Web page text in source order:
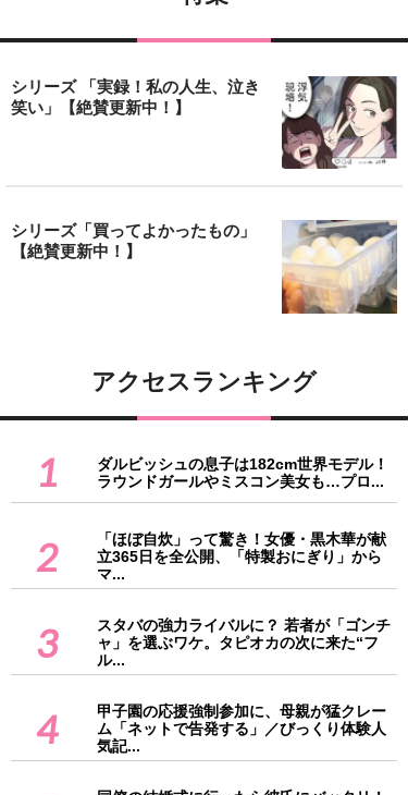
シリーズ 「実録！私の人生、泣き
笑い」【絶賛更新中！】
シリーズ「買ってよかったもの」
【絶賛更新中！】
アクセスランキング
1
ダルビッシュの息子は182cm世界モデル！
ラウンドガールやミスコン美女も…プロ...
2
「ほぼ自炊」って驚き！女優・黒木華が献
立365日を全公開、「特製おにぎり」から
マ...
3
スタバの強力ライバルに？ 若者が「ゴンチ
ャ」を選ぶワケ。タピオカの次に来た“フ
ル...
4
甲子園の応援強制参加に、母親が猛クレー
ム「ネットで告発する」／びっくり体験人
気記...